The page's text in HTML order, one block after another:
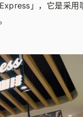
」，它是采用